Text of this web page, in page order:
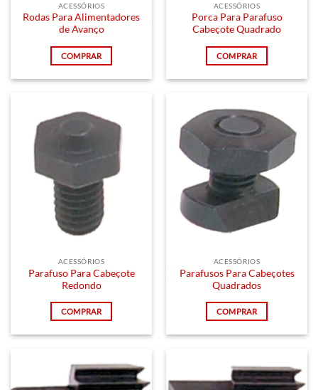
ACESSÓRIOS
Rodas Para Alimentadores
de Avanço
COMPRAR
ACESSÓRIOS
Porca Para Parafuso
Cabeçote Quadrado
COMPRAR
ACESSÓRIOS
Parafuso Para Cabeçote
Redondo
COMPRAR
ACESSÓRIOS
Parafusos Para Cabeçotes
Quadrados
COMPRAR